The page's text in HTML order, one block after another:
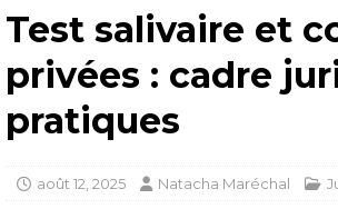
Test salivaire et
privées : cadre
pratiques
août 12, 2025 Natacha Maréchal